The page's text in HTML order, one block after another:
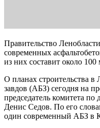
Правительство
современных
из них составит около
О планах строительства в
завдов (АБЗ) сегодня на
председатель комитета
Денис Седов. По его
один современный АБЗ в